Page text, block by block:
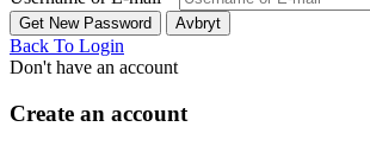
Back To Login
Don't have an account
Create an account